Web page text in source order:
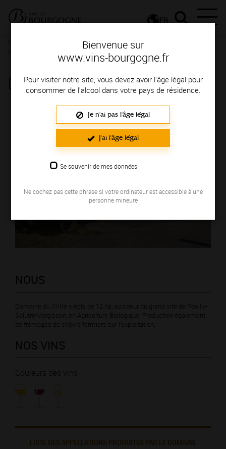
Bienvenue sur
www.vins-bourgogne.fr
Pour visiter notre site, vous devez avoir l'âge légal pour
consommer de l'alcool dans votre pays de résidence.
Je n'ai pas l'âge légal
J'ai l'âge légal
Se souvenir de mes données
Ne cochez pas cette phrase si votre ordinateur est accessible à une
personne mineure
FR
Femmes et hommes passionnés
DOMAINE DES PONCÉTYS
NOUS
Domaine du XVIIe siècle de 12 ha, au coeur du grand site de Pouilly-
Solutré-Vergisson, en Agriculture Biologique. Production également
de fromages de chèvre fermiers sur l'exploitation.
NOS VINS
Couleurs des vins
LISTE DES APPELLATIONS PRODUITES PAR LE DOMAINE